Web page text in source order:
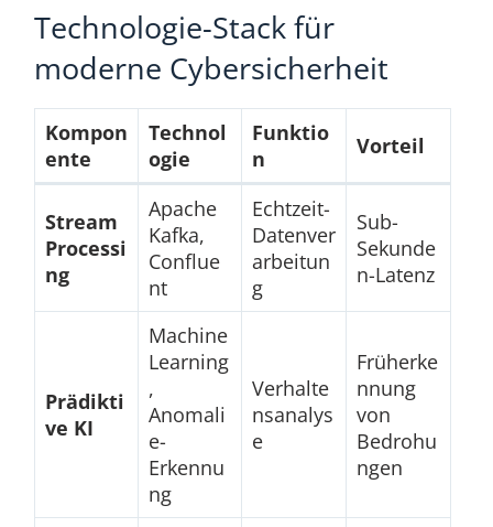
Technologie-Stack für
moderne Cybersicherheit
Kompon
ente
Technol
ogie
Funktio
n
Vorteil
Stream
Processi
ng
Apache
Kafka,
Conflue
nt
Echtzeit-
Datenver
arbeitun
g
Sub-
Sekunde
n-Latenz
Prädikti
ve KI
Machine
Learning
,
Anomali
e-
Erkennu
ng
Verhalte
nsanalys
e
Früherke
nnung
von
Bedrohu
ngen